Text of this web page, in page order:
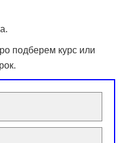
подберем курс или